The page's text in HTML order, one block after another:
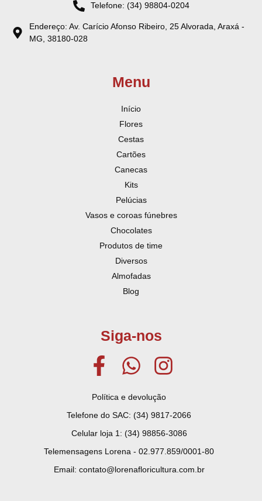
Telefone: (34) 98804-0204
Endereço: Av. Carício Afonso Ribeiro, 25 Alvorada, Araxá -
MG, 38180-028
Menu
Início
Flores
Cestas
Cartões
Canecas
Kits
Pelúcias
Vasos e coroas fúnebres
Chocolates
Produtos de time
Diversos
Almofadas
Blog
Siga-nos
Política e devolução
Telefone do SAC: (34) 9817-2066
Celular loja 1: (34) 98856-3086
Telemensagens Lorena - 02.977.859/0001-80
Email: contato@lorenafloricultura.com.br